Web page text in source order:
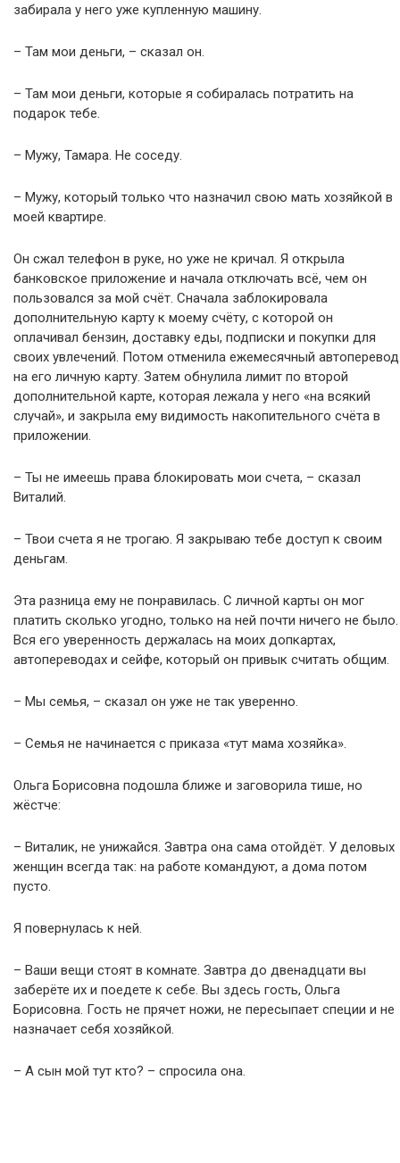
забирала у него уже купленную машину.
– Там мои деньги, – сказал он.
– Там мои деньги, которые я собиралась потратить на
подарок тебе.
– Мужу, Тамара. Не соседу.
– Мужу, который только что назначил свою мать хозяйкой в
моей квартире.
Он сжал телефон в руке, но уже не кричал. Я открыла
банковское приложение и начала отключать всё, чем он
пользовался за мой счёт. Сначала заблокировала
дополнительную карту к моему счёту, с которой он
оплачивал бензин, доставку еды, подписки и покупки для
своих увлечений. Потом отменила ежемесячный автоперевод
на его личную карту. Затем обнулила лимит по второй
дополнительной карте, которая лежала у него «на всякий
случай», и закрыла ему видимость накопительного счёта в
приложении.
– Ты не имеешь права блокировать мои счета, – сказал
Виталий.
– Твои счета я не трогаю. Я закрываю тебе доступ к своим
деньгам.
Эта разница ему не понравилась. С личной карты он мог
платить сколько угодно, только на ней почти ничего не было.
Вся его уверенность держалась на моих допкартах,
автопереводах и сейфе, который он привык считать общим.
– Мы семья, – сказал он уже не так уверенно.
– Семья не начинается с приказа «тут мама хозяйка».
Ольга Борисовна подошла ближе и заговорила тише, но
жёстче:
– Виталик, не унижайся. Завтра она сама отойдёт. У деловых
женщин всегда так: на работе командуют, а дома потом
пусто.
Я повернулась к ней.
– Ваши вещи стоят в комнате. Завтра до двенадцати вы
заберёте их и поедете к себе. Вы здесь гость, Ольга
Борисовна. Гость не прячет ножи, не пересыпает специи и не
назначает себя хозяйкой.
– А сын мой тут кто? – спросила она.